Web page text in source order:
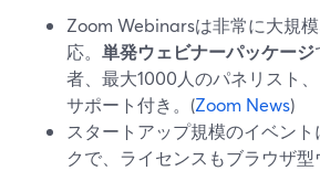
Zoom Webinarsは非常に大規
応。 単発ウェビナーパッケージ
者、最大1000人のパネリスト
サポート付き。(Zoom News)
スタートアップ規模のイベン
クで、ライセンスもブラウザ